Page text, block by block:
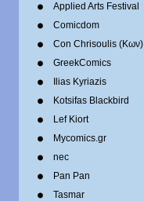
Applied Arts Festival
Comicdom
Con Chrisoulis (Κων)
GreekComics
Ilias Kyriazis
Kotsifas Blackbird
Lef Kiort
Mycomics.gr
nec
Pan Pan
Tasmar